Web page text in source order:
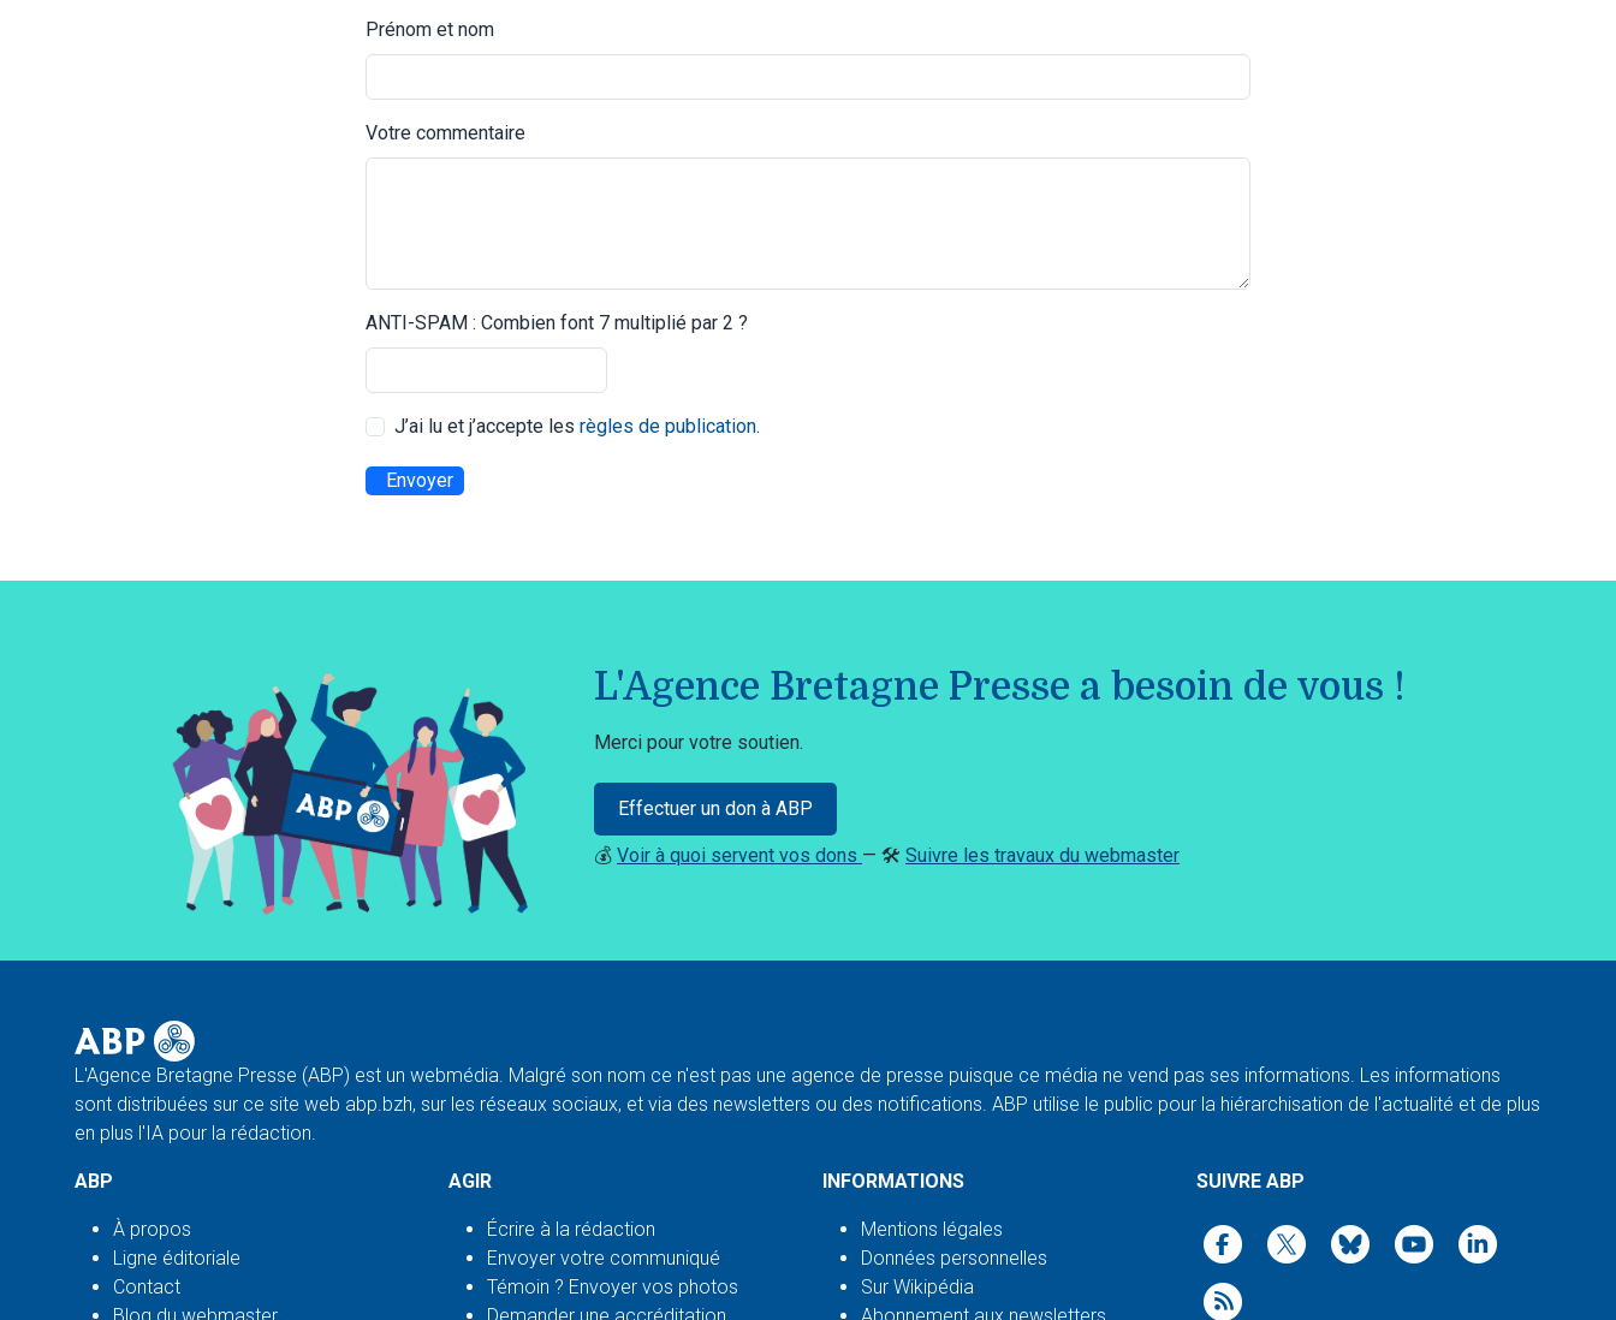
Prénom et nom
Votre commentaire
ANTI-SPAM : Combien font 7 multiplié par 2 ?
J’ai lu et j’accepte les règles de publication.
Envoyer
L'Agence Bretagne Presse a besoin de vous !
Merci pour votre soutien.
Effectuer un don à ABP
💰 Voir à quoi servent vos dons — 🛠️ Suivre les travaux du webmaster
L'Agence Bretagne Presse (ABP) est un webmédia. Malgré son nom ce n'est pas une agence de presse puisque ce média ne vend pas ses informations. Les informations
sont distribuées sur ce site web abp.bzh, sur les réseaux sociaux, et via des newsletters ou des notifications. ABP utilise le public pour la hiérarchisation de l'actualité et de plus
en plus l'IA pour la rédaction.
ABP
À propos
Ligne éditoriale
Contact
AGIR
Écrire à la rédaction
Envoyer votre communiqué
Témoin ? Envoyer vos photos
INFORMATIONS
Mentions légales
Données personnelles
Sur Wikipédia
SUIVRE ABP